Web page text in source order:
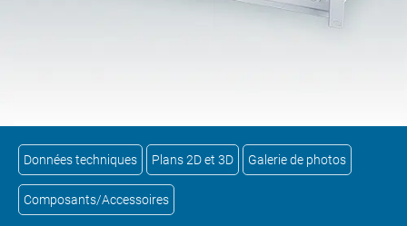
Données techniques Plans 2D et 3D Galerie de photos
Composants/Accessoires